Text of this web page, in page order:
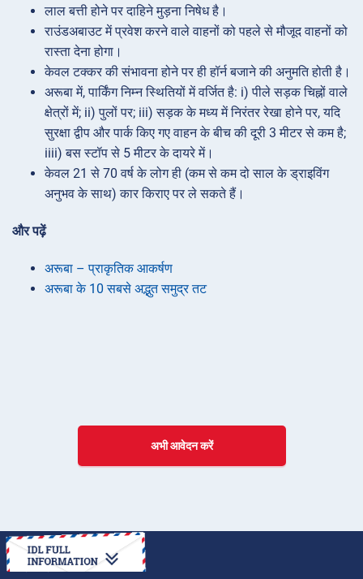
लाल बत्ती होने पर दाहिने मुड़ना निषेध है।
राउंडअबाउट में प्रवेश करने वाले वाहनों को पहले से मौजूद वाहनों को
रास्ता देना होगा।
केवल टक्कर की संभावना होने पर ही हॉर्न बजाने की अनुमति होती है।
अरूबा में, पार्किंग निम्न स्थितियों में वर्जित है: i) पीले सड़क चिह्नों वाले
क्षेत्रों में; ii) पुलों पर; iii) सड़क के मध्य में निरंतर रेखा होने पर, यदि
सुरक्षा द्वीप और पार्क किए गए वाहन के बीच की दूरी 3 मीटर से कम है;
iiii) बस स्टॉप से 5 मीटर के दायरे में।
केवल 21 से 70 वर्ष के लोग ही (कम से कम दो साल के ड्राइविंग
अनुभव के साथ) कार किराए पर ले सकते हैं।
और पढ़ें
अरूबा – प्राकृतिक आकर्षण
अरूबा के 10 सबसे अद्भुत समुद्र तट
अभी आवेदन करें
कैसे करें